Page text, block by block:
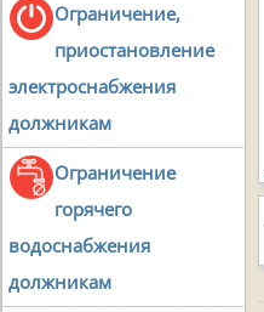
Ограничение,
приостановление
электроснабжения
должникам
Ограничение
горячего
водоснабжения
должникам